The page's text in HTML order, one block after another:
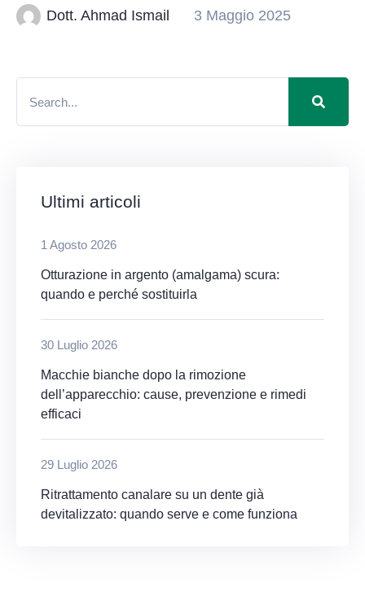
Dott. Ahmad Ismail 3 Maggio 2025
Ultimi articoli
1 Agosto 2026
Otturazione in argento (amalgama) scura:
quando e perché sostituirla
30 Luglio 2026
Macchie bianche dopo la rimozione
dell’apparecchio: cause, prevenzione e rimedi
efficaci
29 Luglio 2026
Ritrattamento canalare su un dente già
devitalizzato: quando serve e come funziona